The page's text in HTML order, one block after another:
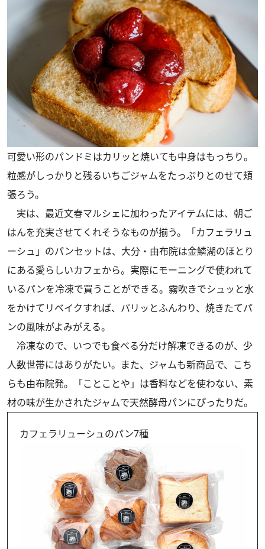
可愛い形のパンドミはカリッと焼いても中身はもっちり。
粒感がしっかりと残るいちごジャムをたっぷりとのせて頬
張ろう。
実は、最近文春マルシェに加わったアイテムには、朝ご
はんを充実させてくれそうなものが揃う。「カフェラリュ
ーシュ」のパンセットは、大分・由布院は金鱗湖のほとり
にある愛らしいカフェから。実際にモーニングで使われて
いるパンを冷凍で買うことができる。霧吹きでシュッと水
をかけてリベイクすれば、パリッとふんわり、焼きたてパ
ンの風味がよみがえる。
冷凍なので、いつでも食べる分だけ解凍できるのが、少
人数世帯にはありがたい。また、ジャムも新商品で、こち
らも由布院発。「ことことや」は香料などを使わない、素
材の味が生かされたジャムで天然酵母パンにぴったりだ。
カフェラリューシュのパン7種